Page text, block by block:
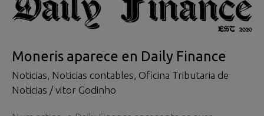
Moneris aparece en Daily Finance
Noticias, Noticias contables, Oficina Tributaria de
Noticias /vitor Godinho